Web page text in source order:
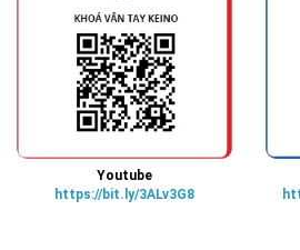
Youtube
https://bit.ly/3ALv3G8